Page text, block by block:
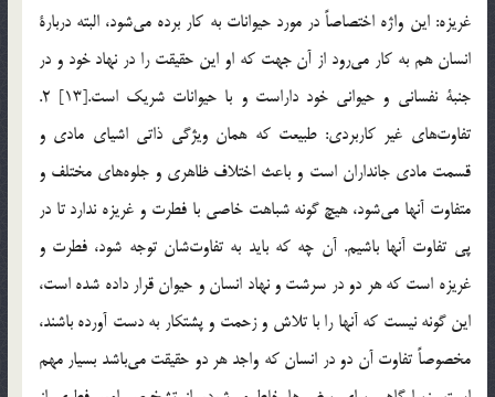
غريزه: اين واژه اختصاصاً در مورد حيوانات به كار برده مي‌شود، البته دربارة
انسان هم به كار مي‌رود از آن جهت كه او اين حقيقت را در نهاد خود و در
جنبة نفساني و حيواني خود داراست و با حيوانات شريك است.[13] 2.
تفاوت‌هاي غير كاربردي: طبيعت كه همان ويژگي ذاتي اشياي مادي و
قسمت مادي جانداران است و باعث اختلاف ظاهري و جلوه‌هاي مختلف و
متفاوت آنها مي‌شود، هيچ گونه شباهت خاصي با فطرت و غريزه ندارد تا در
پي تفاوت آنها باشيم. آن چه كه بايد به تفاوت‌شان توجه شود، فطرت و
غريزه است كه هر دو در سرشت و نهاد انسان و حيوان قرار داده شده است،
اين گونه نيست كه آنها را با تلاش و زحمت و پشتكار به دست آورده باشند،
مخصوصاً تفاوت آن دو در انسان كه واجد هر دو حقيقت مي‌باشد بسيار مهم